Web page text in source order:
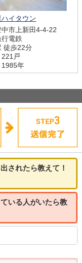
イタウン
中市上新田4-4-22
電鉄
徒歩22分
戸
1985年
されたら教えて！
いる人がいたら教